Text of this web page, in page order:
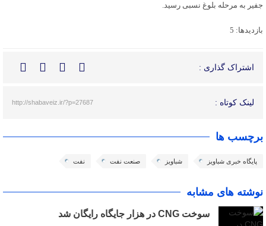
جفیر به مرحله بلوغ نسبی رسید.
بازدیدها: 5
اشتراک گذاری :
لینک کوتاه : http://shabaveiz.ir/?p=27687
برچسب ها
پایگاه خبری شباویز شباویز صنعت نفت نفت
نوشته های مشابه
سوخت CNG در هزار جایگاه رایگان شد